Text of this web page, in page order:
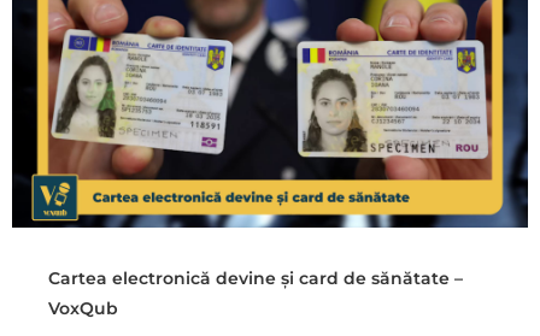
Cartea electronică devine și card de sănătate –
VoxQub